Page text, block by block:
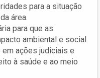
para a situação
área.
para que as
ambiental e social
em ações judiciais e
à saúde e ao meio